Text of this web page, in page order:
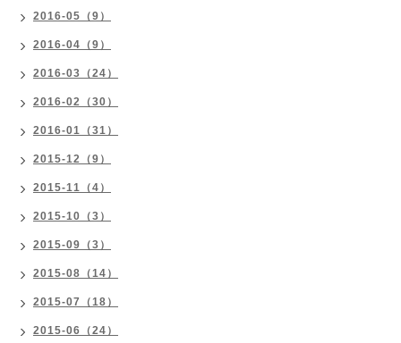
2016-05（9）
2016-04（9）
2016-03（24）
2016-02（30）
2016-01（31）
2015-12（9）
2015-11（4）
2015-10（3）
2015-09（3）
2015-08（14）
2015-07（18）
2015-06（24）